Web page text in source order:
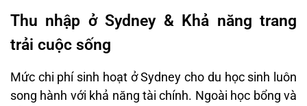
Thu nhập ở Sydney & Khả năng trang
trải cuộc sống
Mức chi phí sinh hoạt ở Sydney cho du học sinh luôn
song hành với khả năng tài chính. Ngoài học bổng và